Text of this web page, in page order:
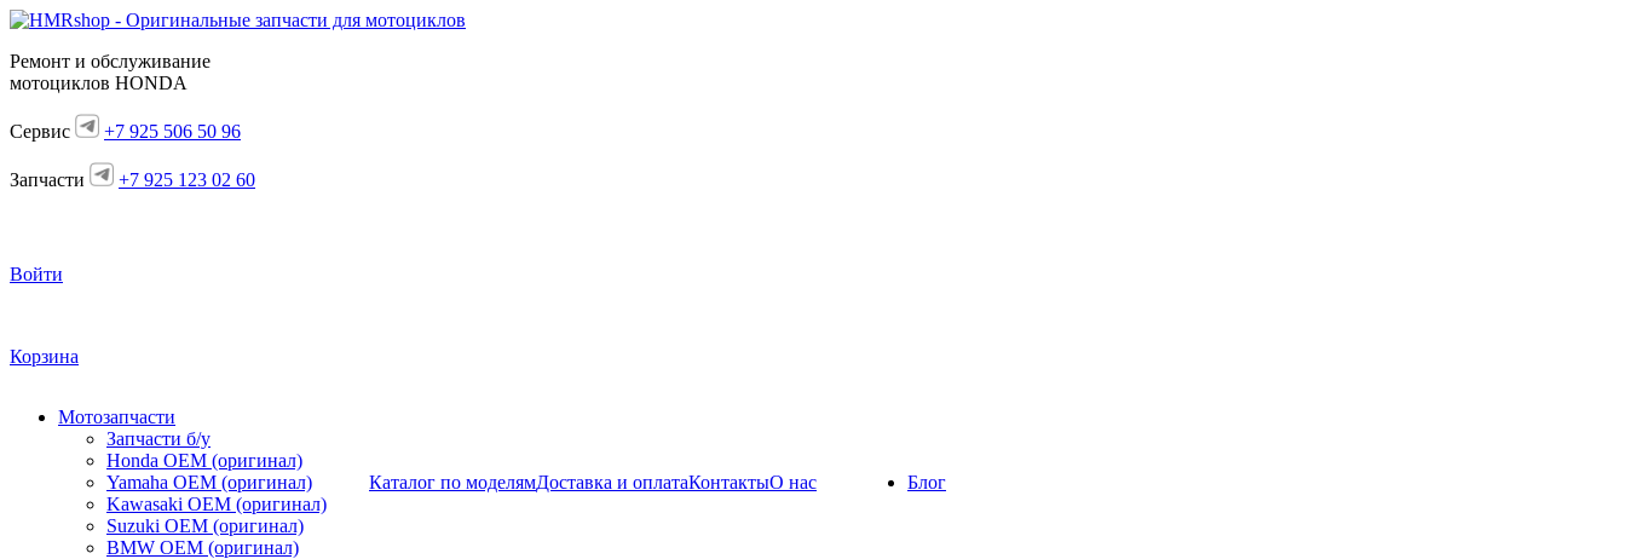
Ремонт и обслуживание
мотоциклов HONDA
Сервис +7 925 506 50 96
Запчасти +7 925 123 02 60
Войти
Корзина
Мотозапчасти
Запчасти б/у
Honda OEM (оригинал)
Yamaha OEM (оригинал)
Kawasaki OEM (оригинал)
Suzuki OEM (оригинал)
BMW OEM (оригинал)
Каталог по моделямДоставка и оплатаКонтактыО нас Блог